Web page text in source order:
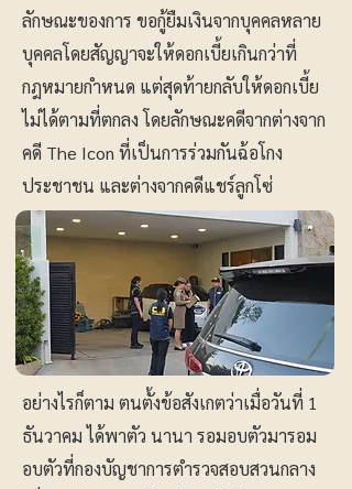
ลักษณะของการ ขอกู้ยืมเงินจากบุคคลหลาย
บุคคลโดยสัญญาจะให้ดอกเบี้ยเกินกว่าที่
กฎหมายกำหนด แต่สุดท้ายกลับให้ดอกเบี้ย
ไม่ได้ตามที่ตกลง โดยลักษณะคดีจากต่างจาก
คดี The Icon ที่เป็นการร่วมกันฉ้อโกง
ประชาชน และต่างจากคดีแชร์ลูกโซ่
อย่างไรก็ตาม ตนตั้งข้อสังเกตว่าเมื่อวันที่ 1
ธันวาคม ได้พาตัว นานา รอมอบตัวมารอม
อบตัวที่กองบัญชาการตำรวจสอบสวนกลาง